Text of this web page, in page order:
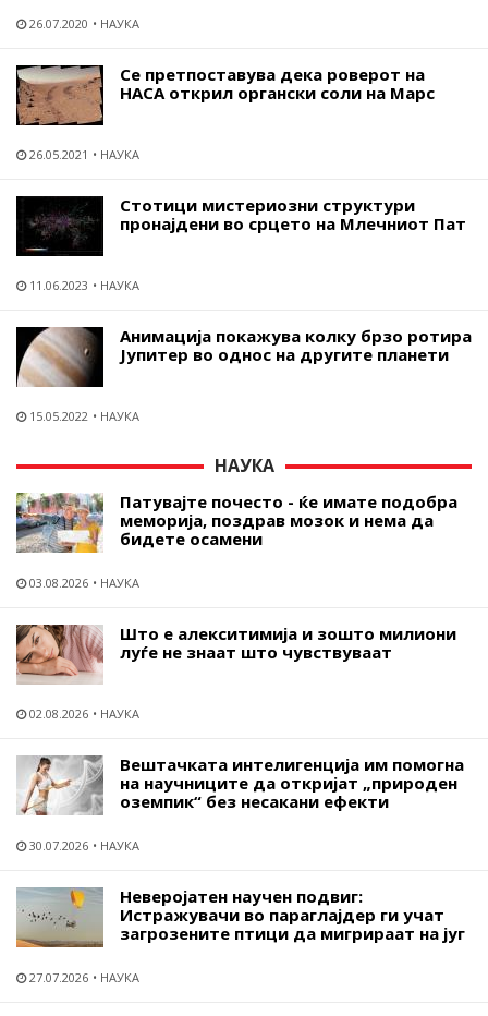
26.07.2020 НАУКА
Се претпоставува дека роверот на
НАСА открил органски соли на Марс
26.05.2021 НАУКА
Стотици мистериозни структури
пронајдени во срцето на Млечниот Пат
11.06.2023 НАУКА
Анимација покажува колку брзо ротира
Јупитер во однос на другите планети
15.05.2022 НАУКА
НАУКА
Патувајте почесто - ќе имате подобра
меморија, поздрав мозок и нема да
бидете осамени
03.08.2026 НАУКА
Што е алекситимија и зошто милиони
луѓе не знаат што чувствуваат
02.08.2026 НАУКА
Вештачката интелигенција им помогна
на научниците да откријат „природен
оземпик“ без несакани ефекти
30.07.2026 НАУКА
Неверојатен научен подвиг:
Истражувачи во параглајдер ги учат
загрозените птици да мигрираат на југ
27.07.2026 НАУКА